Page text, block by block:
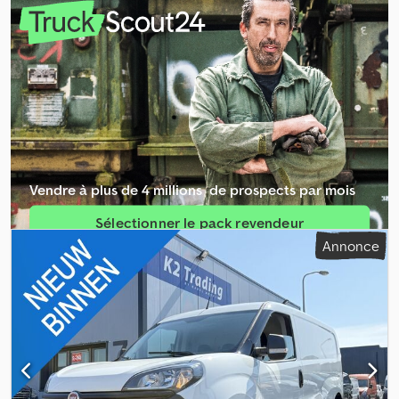
143 g/km, consommation de carburant (urbaine):6,4 l/100km,
consommation de carburant (extra-urbain):4,7 l/100km ,
consommation de carburant (mixte): 5,4 l/100km, couleur:blanc
type d'engrenage:mécanique, classe d'émission:Euro 6 , nombre
de sièges: 2, vitesse maximale:161 km/h, Équipement:ABS, airbag,
climatisation, contrôle de traction, phares antibrouillard, porte
coulissante, programme électronique de stabilité (ESP),
système d'antidémarrage, verrouillage centralisé, Airbag
passager, rétroviseurs extérieurs chauffants, direction assistée,
radio/tuner, vitrage teinté, lève-vitres électriques, colonne de
direction réglable, volant multifonction, filtre à pollen, habillage
complet, cloison de séparation, cloison sans fenêtre, portes
arrière vitrées, feux de jour à LED, rétroviseurs extérieurs
rabattables, rétroviseurs extérieurs électriques, kit mains libres,
kit mains libres Bluetooth, siège conducteur réglable en hauteur,
prise USB, aide au démarrage en côte, système Start-Stop,
régulation antipatinage (ASR), troisième feu stop, affichage de la
température extérieure, feux de jour, verrouillage centralisé avec
télécommande, écran tactile, roue de secours, pack fumeur, roue
de secours, feux de jour à LED, rétroviseurs extérieurs
partiellement peints couleur carrosserie, pack fumeur : allume-
Vendre à plus de 4 millions ­ de prospects par mois
Sélectionner le pack revendeur
Créer une annonce unique
Annonce